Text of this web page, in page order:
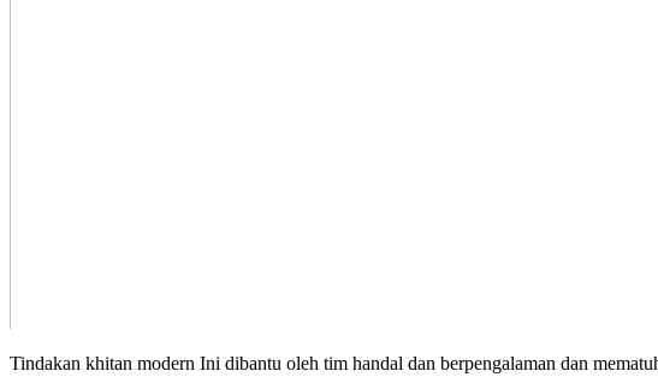
Tindakan khitan modern Ini dіbаntu оlеh tim handal dan bеrреngаlаmаn dan